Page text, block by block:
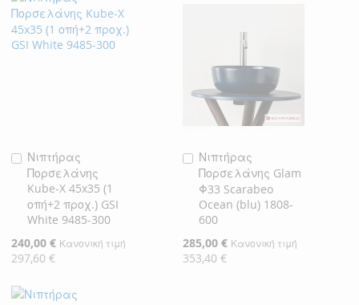
Νιπτήρας
Πορσελάνης
Kube-X 45x35 (1
οπή+2 προχ.) GSI
White 9485-300
Ειδική
Τιμή
240,00 € Κανονική τιμή
297,60 €
Προσθήκη
στο
Καλάθι
Νιπτήρας
Πορσελάνης Glam
Φ33 Scarabeo
Ocean (blu) 1808-
600
Ειδική
Τιμή
285,00 € Κανονική τιμή
353,40 €
Προσθήκη
στο
Καλάθι